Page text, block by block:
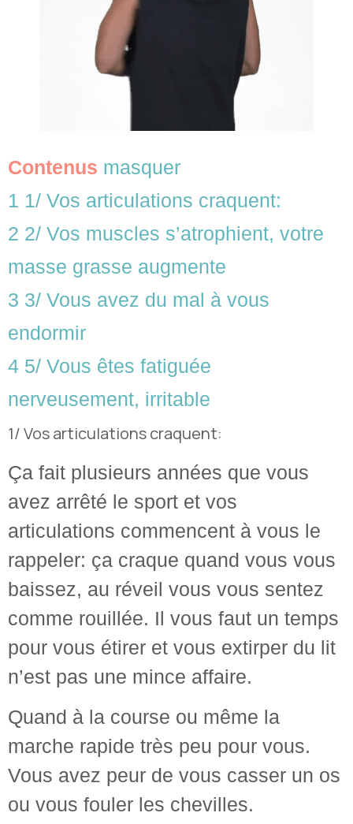
Contenus masquer
1 1/ Vos articulations craquent:
2 2/ Vos muscles s’atrophient, votre
masse grasse augmente
3 3/ Vous avez du mal à vous
endormir
4 5/ Vous êtes fatiguée
nerveusement, irritable
1/ Vos articulations craquent:
Ça fait plusieurs années que vous
avez arrêté le sport et vos
articulations commencent à vous le
rappeler: ça craque quand vous vous
baissez, au réveil vous vous sentez
comme rouillée. Il vous faut un temps
pour vous étirer et vous extirper du lit
n’est pas une mince affaire.
Quand à la course ou même la
marche rapide très peu pour vous.
Vous avez peur de vous casser un os
ou vous fouler les chevilles.